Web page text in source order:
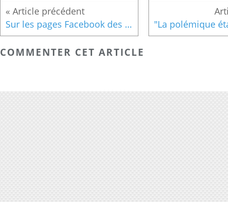
Sur les pages Facebook des grands médias, un commentaire sur dix est haineux
COMMENTER CET ARTICLE